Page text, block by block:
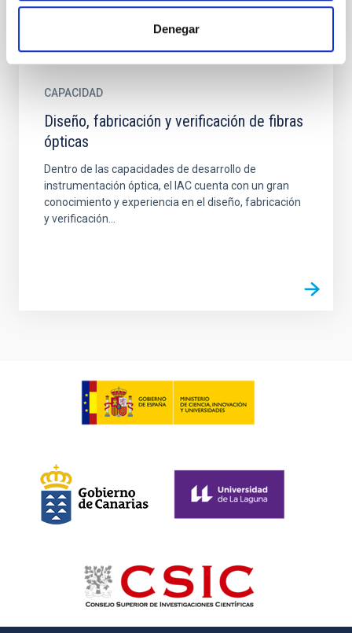
Denegar
CAPACIDAD
Diseño, fabricación y verificación de fibras
ópticas
Dentro de las capacidades de desarrollo de
instrumentación óptica, el IAC cuenta con un gran
conocimiento y experiencia en el diseño, fabricación
y verificación...